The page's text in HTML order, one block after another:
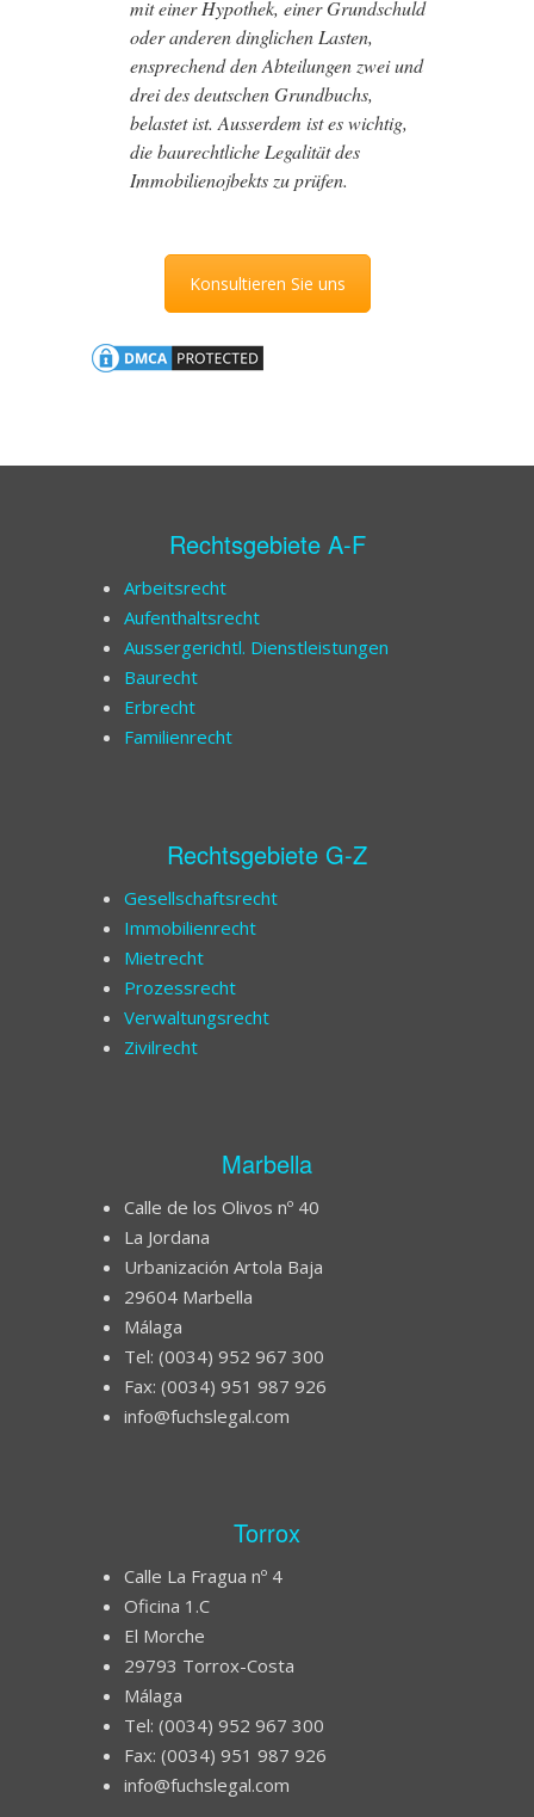
mit einer Hypothek, einer Grundschuld
oder anderen dinglichen Lasten,
ensprechend den Abteilungen zwei und
drei des deutschen Grundbuchs,
belastet ist. Ausserdem ist es wichtig,
die baurechtliche Legalität des
Immobilienojbekts zu prüfen.
Konsultieren Sie uns
Rechtsgebiete A-F
Arbeitsrecht
Aufenthaltsrecht
Aussergerichtl. Dienstleistungen
Baurecht
Erbrecht
Familienrecht
Rechtsgebiete G-Z
Gesellschaftsrecht
Immobilienrecht
Mietrecht
Prozessrecht
Verwaltungsrecht
Zivilrecht
Marbella
Calle de los Olivos nº 40
La Jordana
Urbanización Artola Baja
29604 Marbella
Málaga
Tel: (0034) 952 967 300
Fax: (0034) 951 987 926
info@fuchslegal.com
Torrox
Calle La Fragua nº 4
Oficina 1.C
El Morche
29793 Torrox-Costa
Málaga
Tel: (0034) 952 967 300
Fax: (0034) 951 987 926
info@fuchslegal.com